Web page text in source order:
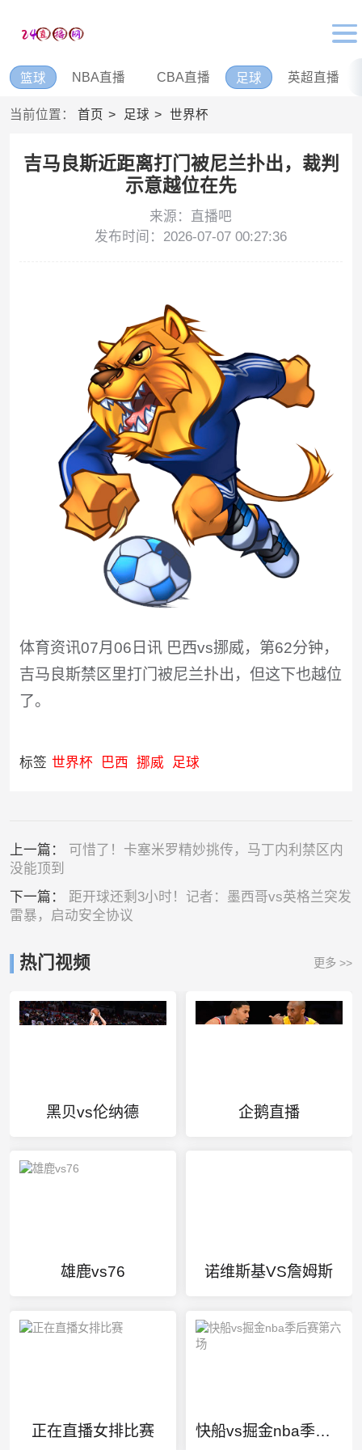
篮球 NBA直播 CBA直播 足球 英超直播
当前位置： 首页 足球 世界杯
吉马良斯近距离打门被尼兰扑出，裁判
示意越位在先
来源：直播吧
发布时间：2026-07-07 00:27:36
体育资讯07月06日讯 巴西vs挪威，第62分钟，
吉马良斯禁区里打门被尼兰扑出，但这下也越位
了。
标签 世界杯 巴西 挪威 足球
上一篇： 可惜了！卡塞米罗精妙挑传，马丁内利禁区内
没能顶到
下一篇： 距开球还剩3小时！记者：墨西哥vs英格兰突发
雷暴，启动安全协议
热门视频 更多 >>
黑贝vs伦纳德 企鹅直播
雄鹿vs76 诺维斯基VS詹姆斯
正在直播女排比赛 快船vs掘金nba季后赛第六场